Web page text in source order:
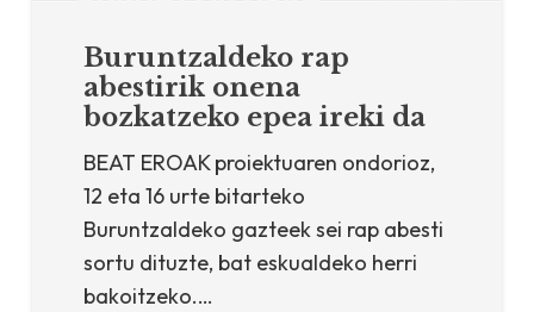
Buruntzaldeko rap
abestirik onena
bozkatzeko epea ireki da
BEAT EROAK proiektuaren ondorioz,
12 eta 16 urte bitarteko
Buruntzaldeko gazteek sei rap abesti
sortu dituzte, bat eskualdeko herri
bakoitzeko.…